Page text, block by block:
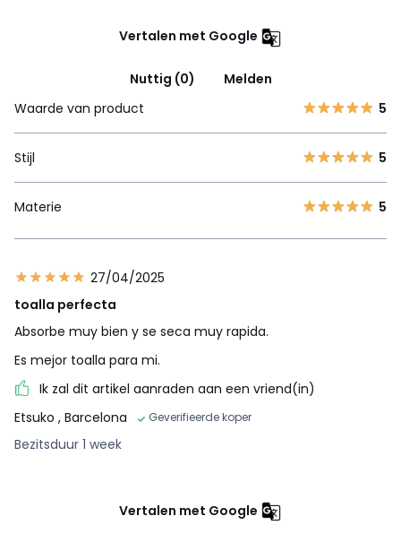
Vertalen met Google
Nuttig (0)
Melden
Waarde van product
5
Stijl 5
Materie 5
27/04/2025
toalla perfecta
Absorbe muy bien y se seca muy rapida.
Es mejor toalla para mi.
Ik zal dit artikel aanraden aan een vriend(in)
Etsuko , Barcelona Geverifieerde koper
Bezitsduur 1 week
Vertalen met Google